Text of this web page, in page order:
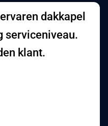
dakkapel
serviceniveau.
klant.